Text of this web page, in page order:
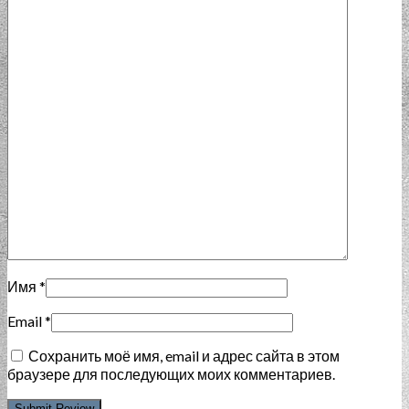
Имя *
Email*
Сохранить моё имя, email и адрес сайта в этом
браузере для последующих моих комментариев.